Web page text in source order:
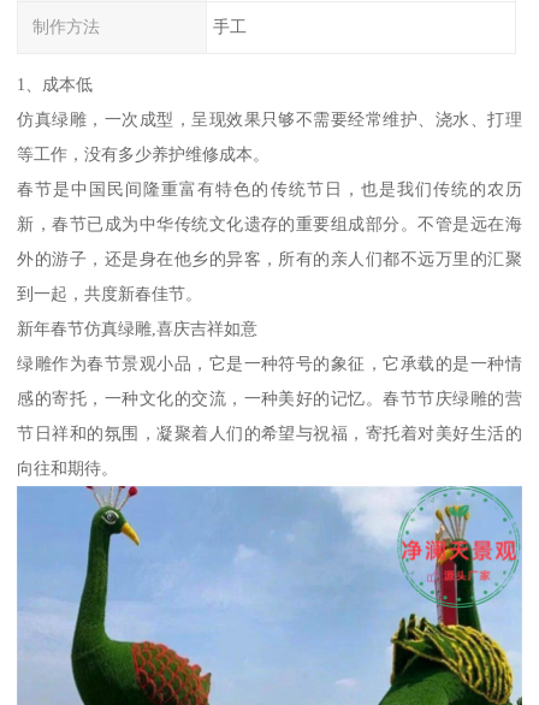
制作方法 手工
1、成本低
仿真绿雕，一次成型，呈现效果只够不需要经常维护、浇水、打理
等工作，没有多少养护维修成本。
春节是中国民间隆重富有特色的传统节日，也是我们传统的农历
新，春节已成为中华传统文化遗存的重要组成部分。不管是远在海
外的游子，还是身在他乡的异客，所有的亲人们都不远万里的汇聚
到一起，共度新春佳节。
新年春节仿真绿雕,喜庆吉祥如意
绿雕作为春节景观小品，它是一种符号的象征，它承载的是一种情
感的寄托，一种文化的交流，一种美好的记忆。春节节庆绿雕的营
节日祥和的氛围，凝聚着人们的希望与祝福，寄托着对美好生活的
向往和期待。